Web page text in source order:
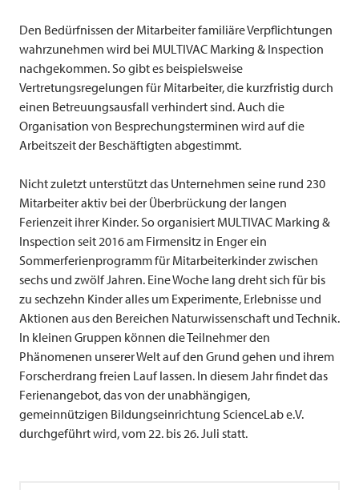
Den Bedürfnissen der Mitarbeiter familiäre Verpflichtungen
wahrzunehmen wird bei MULTIVAC Marking & Inspection
nachgekommen. So gibt es beispielsweise
Vertretungsregelungen für Mitarbeiter, die kurzfristig durch
einen Betreuungsausfall verhindert sind. Auch die
Organisation von Besprechungsterminen wird auf die
Arbeitszeit der Beschäftigten abgestimmt.
Nicht zuletzt unterstützt das Unternehmen seine rund 230
Mitarbeiter aktiv bei der Überbrückung der langen
Ferienzeit ihrer Kinder. So organisiert MULTIVAC Marking &
Inspection seit 2016 am Firmensitz in Enger ein
Sommerferienprogramm für Mitarbeiterkinder zwischen
sechs und zwölf Jahren. Eine Woche lang dreht sich für bis
zu sechzehn Kinder alles um Experimente, Erlebnisse und
Aktionen aus den Bereichen Naturwissenschaft und Technik.
In kleinen Gruppen können die Teilnehmer den
Phänomenen unserer Welt auf den Grund gehen und ihrem
Forscherdrang freien Lauf lassen. In diesem Jahr findet das
Ferienangebot, das von der unabhängigen,
gemeinnützigen Bildungseinrichtung ScienceLab e.V.
durchgeführt wird, vom 22. bis 26. Juli statt.